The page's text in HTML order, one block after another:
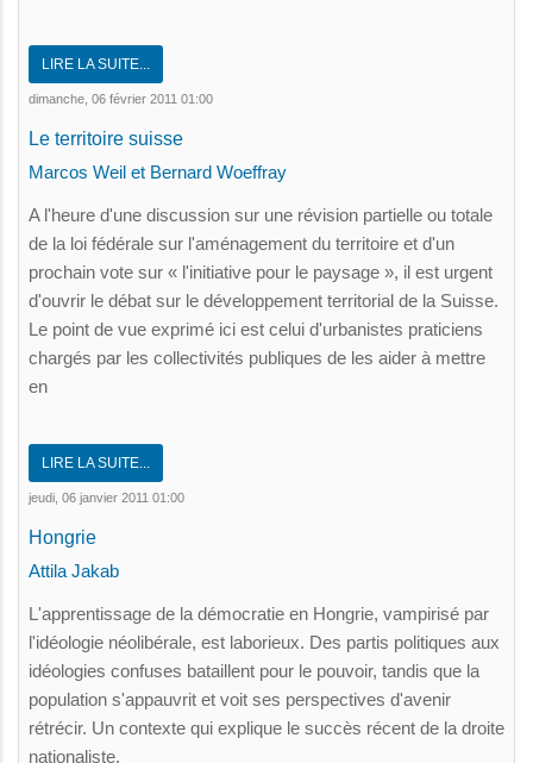
LIRE LA SUITE...
dimanche, 06 février 2011 01:00
Le territoire suisse
Marcos Weil et Bernard Woeffray
A l'heure d'une discussion sur une révision partielle ou totale
de la loi fédérale sur l'aménagement du territoire et d'un
prochain vote sur « l'initiative pour le paysage », il est urgent
d'ouvrir le débat sur le développement territorial de la Suisse.
Le point de vue exprimé ici est celui d'urbanistes praticiens
chargés par les collectivités publiques de les aider à mettre
en
LIRE LA SUITE...
jeudi, 06 janvier 2011 01:00
Hongrie
Attila Jakab
L'apprentissage de la démocratie en Hongrie, vampirisé par
l'idéologie néolibérale, est laborieux. Des partis politiques aux
idéologies confuses bataillent pour le pouvoir, tandis que la
population s'appauvrit et voit ses perspectives d'avenir
rétrécir. Un contexte qui explique le succès récent de la droite
nationaliste.